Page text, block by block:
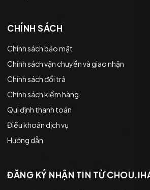
CHÍNH SÁCH
Chính sách bảo mật
Chính sách vận chuyển và giao nhận
Chính sách đổi trả
Chính sách kiểm hàng
Qui định thanh toán
Điều khoản dịch vụ
Hướng dẫn
ĐĂNG KÝ NHẬN TIN TỪ